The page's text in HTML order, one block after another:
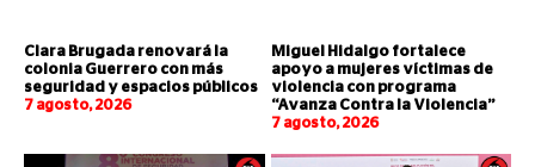
Clara Brugada renovará la
colonia Guerrero con más
seguridad y espacios públicos
7 agosto, 2026
Miguel Hidalgo fortalece
apoyo a mujeres víctimas de
violencia con programa
“Avanza Contra la Violencia”
7 agosto, 2026